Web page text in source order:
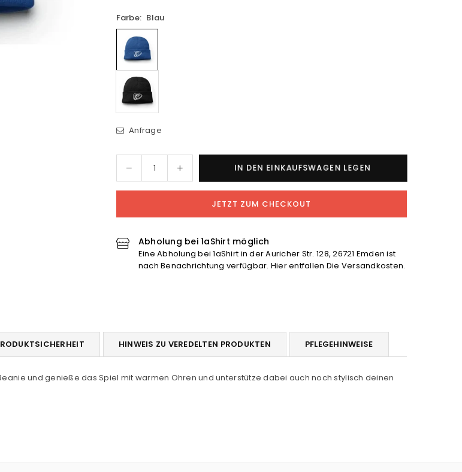
Farbe: Blau
Anfrage
Menge
für
SSV
verringern
Menge
für
SSV
erhöhen
IN DEN EINKAUFSWAGEN LEGEN
JETZT ZUM CHECKOUT
Abholung bei 1aShirt möglich
Eine Abholung bei 1aShirt in der Auricher Str. 128, 26721 Emden ist
nach Benachrichtung verfügbar. Hier entfallen Die Versandkosten.
HINWEIS ZU VEREDELTEN PRODUKTEN PFLEGEHINWEISE
und genieße das Spiel mit warmen Ohren und unterstütze dabei auch noch stylisch deinen